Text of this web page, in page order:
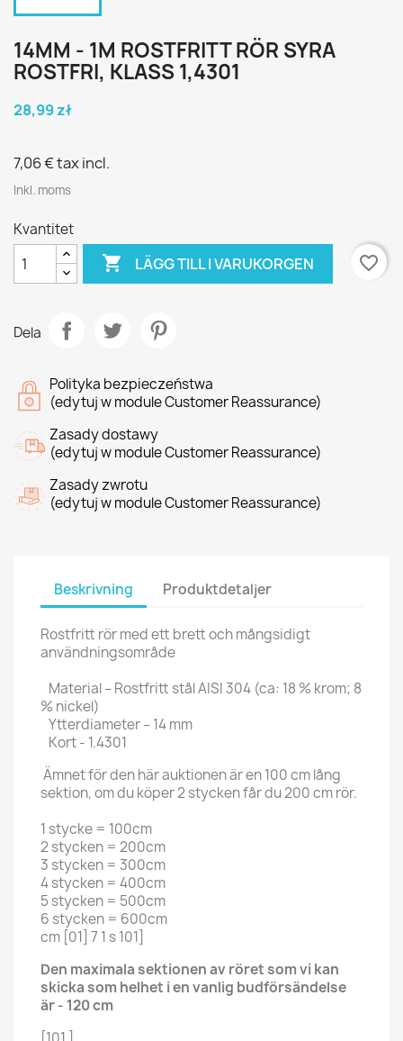
14MM - 1M ROSTFRITT RÖR SYRA
ROSTFRI, KLASS 1,4301
28,99 zł
7,06 €tax incl.
Inkl. moms
Kvantitet
 LÄGG TILL I VARUKORGEN favorite_border
Dela
Polityka bezpieczeństwa
(edytuj w module Customer Reassurance)
Zasady dostawy
(edytuj w module Customer Reassurance)
Zasady zwrotu
(edytuj w module Customer Reassurance)
Beskrivning Produktdetaljer
Rostfritt rör med ett brett och mångsidigt
användningsområde
Material – Rostfritt stål AISI 304 (ca: 18 % krom; 8
% nickel)
Ytterdiameter – 14 mm
Kort - 1.4301
Ämnet för den här auktionen är en 100 cm lång
sektion, om du köper 2 stycken får du 200 cm rör.
1 stycke = 100cm
2 stycken = 200cm
3 stycken = 300cm
4 stycken = 400cm
5 stycken = 500cm
6 stycken = 600cm
cm [01] 7 1 s 101]
Den maximala sektionen av röret som vi kan
skicka som helhet i en vanlig budförsändelse
är - 120 cm